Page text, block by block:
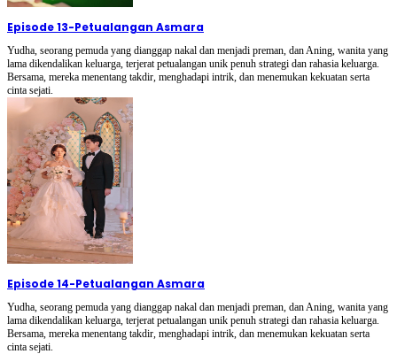
Episode 13-Petualangan Asmara
Yudha, seorang pemuda yang dianggap nakal dan menjadi preman, dan Aning, wanita yang
lama dikendalikan keluarga, terjerat petualangan unik penuh strategi dan rahasia keluarga.
Bersama, mereka menentang takdir, menghadapi intrik, dan menemukan kekuatan serta
cinta sejati.
Episode 14-Petualangan Asmara
Yudha, seorang pemuda yang dianggap nakal dan menjadi preman, dan Aning, wanita yang
lama dikendalikan keluarga, terjerat petualangan unik penuh strategi dan rahasia keluarga.
Bersama, mereka menentang takdir, menghadapi intrik, dan menemukan kekuatan serta
cinta sejati.